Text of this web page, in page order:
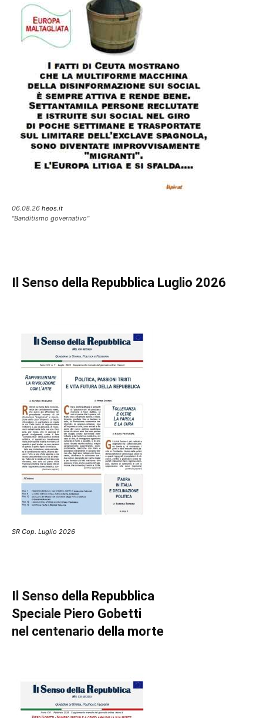
06.08.26 heos.it
"Banditismo governativo"
Il Senso della Repubblica Luglio 2026
SR Cop. Luglio 2026
Il Senso della Repubblica
Speciale Piero Gobetti
nel centenario della morte